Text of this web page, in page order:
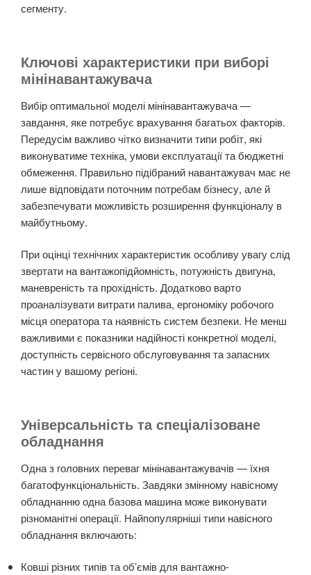
сегменту.
Ключові характеристики при виборі
мінінавантажувача
Вибір оптимальної моделі мінінавантажувача —
завдання, яке потребує врахування багатьох факторів.
Передусім важливо чітко визначити типи робіт, які
виконуватиме техніка, умови експлуатації та бюджетні
обмеження. Правильно підібраний навантажувач має не
лише відповідати поточним потребам бізнесу, але й
забезпечувати можливість розширення функціоналу в
майбутньому.
При оцінці технічних характеристик особливу увагу слід
звертати на вантажопідйомність, потужність двигуна,
маневреність та прохідність. Додатково варто
проаналізувати витрати палива, ергономіку робочого
місця оператора та наявність систем безпеки. Не менш
важливими є показники надійності конкретної моделі,
доступність сервісного обслуговування та запасних
частин у вашому регіоні.
Універсальність та спеціалізоване
обладнання
Одна з головних переваг мінінавантажувачів — їхня
багатофункціональність. Завдяки змінному навісному
обладнанню одна базова машина може виконувати
різноманітні операції. Найпопулярніші типи навісного
обладнання включають:
Ковші різних типів та об’ємів для вантажно-